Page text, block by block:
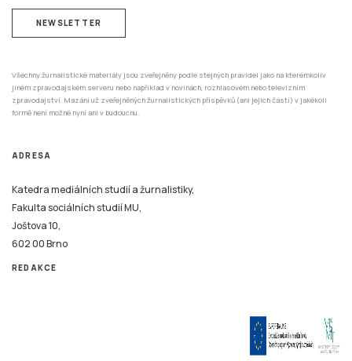
NEWSLETTER
Všechny žurnalistické materiály jsou zveřejněny podle stejných pravidel jako na kterémkoliv
jiném zpravodajském serveru nebo například v novinách, rozhlasovém nebo televizním
zpravodajství. Mazání už zveřejněných žurnalistických příspěvků (ani jejich částí) v jakékoli
formě není možné nyní ani v budoucnu.
ADRESA
Katedra mediálních studií a žurnalistiky,
Fakulta sociálních studií MU,
Joštova 10,
602 00 Brno
REDAKCE